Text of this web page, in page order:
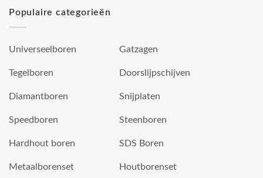
Populaire categorieën
Universeelboren
Tegelboren
Diamantboren
Speedboren
Hardhout boren
Metaalborenset
Gatzagen
Doorslijpschijven
Snijplaten
Steenboren
SDS Boren
Houtborenset